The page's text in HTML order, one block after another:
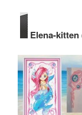
Elena-